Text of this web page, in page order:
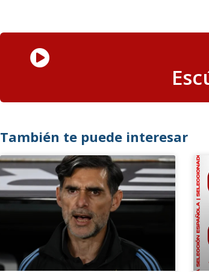
También te puede interesar